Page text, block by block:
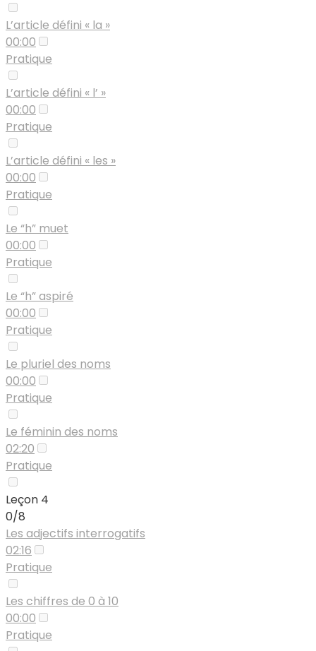
L’article défini « la »
00:00
Pratique
L’article défini « l’ »
00:00
Pratique
L’article défini « les »
00:00
Pratique
Le “h” muet
00:00
Pratique
Le “h” aspiré
00:00
Pratique
Le pluriel des noms
00:00
Pratique
Le féminin des noms
02:20
Pratique
Leçon 4
0/8
Les adjectifs interrogatifs
02:16
Pratique
Les chiffres de 0 à 10
00:00
Pratique